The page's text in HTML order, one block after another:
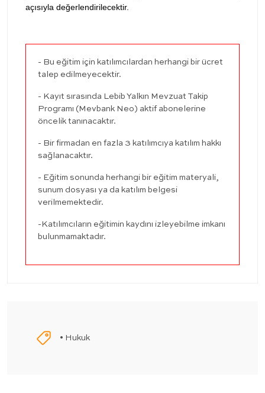
açısıyla değerlendirilecektir.
- Bu eğitim için katılımcılardan herhangi bir ücret
talep edilmeyecektir.
- Kayıt sırasında Lebib Yalkın Mevzuat Takip
Programı (Mevbank Neo) aktif abonelerine
öncelik tanınacaktır.
- Bir firmadan en fazla 3 katılımcıya katılım hakkı
sağlanacaktır.
- Eğitim sonunda herhangi bir eğitim materyali,
sunum dosyası ya da katılım belgesi
verilmemektedir.
-Katılımcıların eğitimin kaydını izleyebilme imkanı
bulunmamaktadır.
• Hukuk